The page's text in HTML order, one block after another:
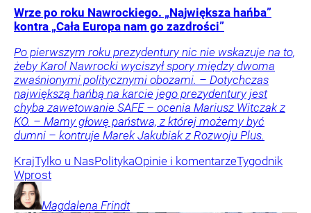
Wrze po roku Nawrockiego. „Największa hańba”
kontra „Cała Europa nam go zazdrości”
Po pierwszym roku prezydentury nic nie wskazuje na to,
żeby Karol Nawrocki wyciszył spory między dwoma
zwaśnionymi politycznymi obozami. – Dotychczas
największą hańbą na karcie jego prezydentury jest
chyba zawetowanie SAFE – ocenia Mariusz Witczak z
KO. – Mamy głowę państwa, z której możemy być
dumni – kontruje Marek Jakubiak z Rozwoju Plus.
KrajTylko u NasPolitykaOpinie i komentarzeTygodnik
Wprost
Magdalena Frindt